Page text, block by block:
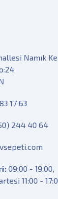
Namık
17 63
244 40 64
09:00 - 19:00,
11:00 -